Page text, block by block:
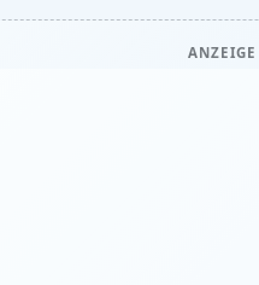
ANZEIGE